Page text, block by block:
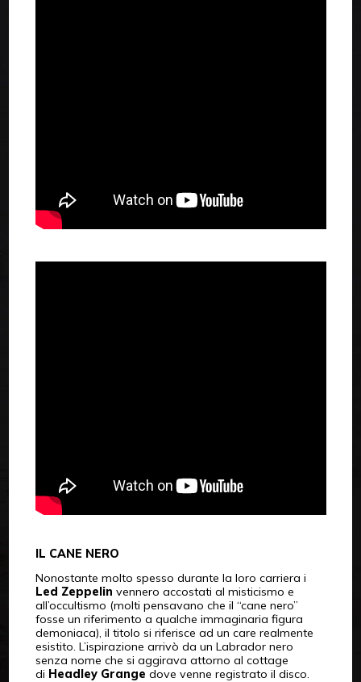
IL CANE NERO
Nonostante molto spesso durante la loro carriera i
Led Zeppelin vennero accostati al misticismo e
all’occultismo (molti pensavano che il “cane nero”
fosse un riferimento a qualche immaginaria figura
demoniaca), il titolo si riferisce ad un care realmente
esistito. L’ispirazione arrivò da un Labrador nero
senza nome che si aggirava attorno al cottage
di Headley Grange dove venne registrato il disco.